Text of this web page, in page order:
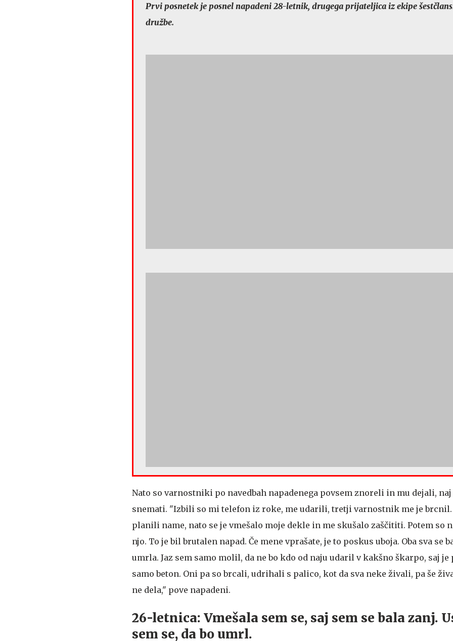
Prvi posnetek je posnel napadeni 28-letnik, drugega prijateljica iz ekipe
družbe.
Nato so varnostniki po navedbah napadenega povsem znoreli in mu dejali, naj
snemati. "Izbili so mi telefon iz roke, me udarili, tretji varnostnik me je
planili name, nato se je vmešalo moje dekle in me skušalo zaščititi. Potem so
njo. To je bil brutalen napad. Če mene vprašate, je to poskus uboja. Oba sva se
umrla. Jaz sem samo molil, da ne bo kdo od naju udaril v kakšno škarpo, saj je
samo beton. Oni pa so brcali, udrihali s palico, kot da sva neke živali, pa še
ne dela," pove napadeni.
26-letnica: Vmešala sem se, saj sem se bala zanj.
sem se, da bo umrl.